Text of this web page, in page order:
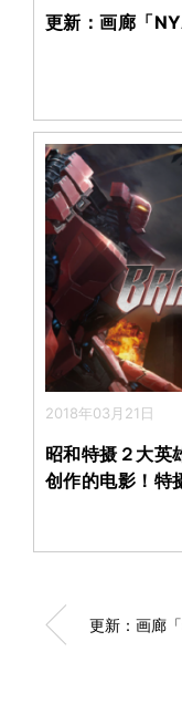
更新：画廊「
2018年03月21日
昭和特摄２大英
创作的电影！特
更新：画廊